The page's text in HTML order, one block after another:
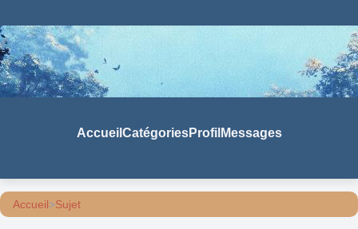
Accueil CatégoriesProfil Messages
Accueil>Sujet